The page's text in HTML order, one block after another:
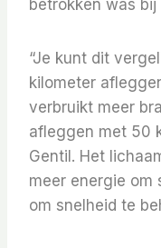
betrokken was
“Je kunt dit
kilometer
verbruikt meer
afleggen met 50
Gentil. Het
meer energie om
om snelheid te